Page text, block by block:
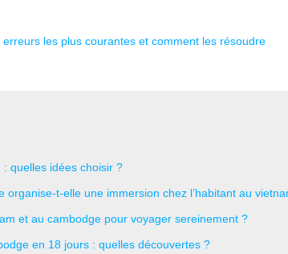
erreurs les plus courantes et comment les résoudre
quelles idées choisir ?
organise-t-elle une immersion chez l’habitant au
et au cambodge pour voyager sereinement ?
en 18 jours : quelles découvertes ?